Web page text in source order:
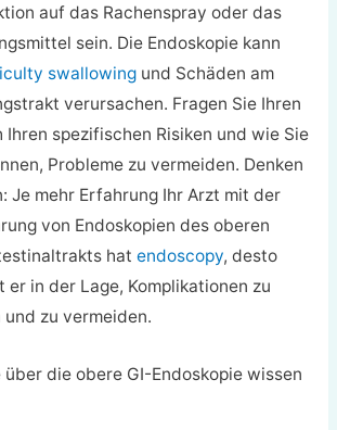
auf das Rachenspray oder das
sein. Die Endoskopie kann
swallowing und Schäden am
verursachen. Fragen Sie Ihren
Ihren spezifischen Risiken und wie Sie
Probleme zu vermeiden. Denken
Je mehr Erfahrung Ihr Arzt mit der
von Endoskopien des oberen
hatendoscopy, desto
er in der Lage, Komplikationen zu
und zu vermeiden.
über die obere GI-Endoskopie wissen